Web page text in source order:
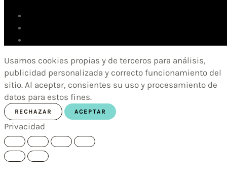
Usamos cookies propias y de terceros para análisis,
publicidad personalizada y correcto funcionamiento del
sitio. Al aceptar, consientes su uso y procesamiento de
datos para estos fines.
RECHAZAR ACEPTAR
Privacidad